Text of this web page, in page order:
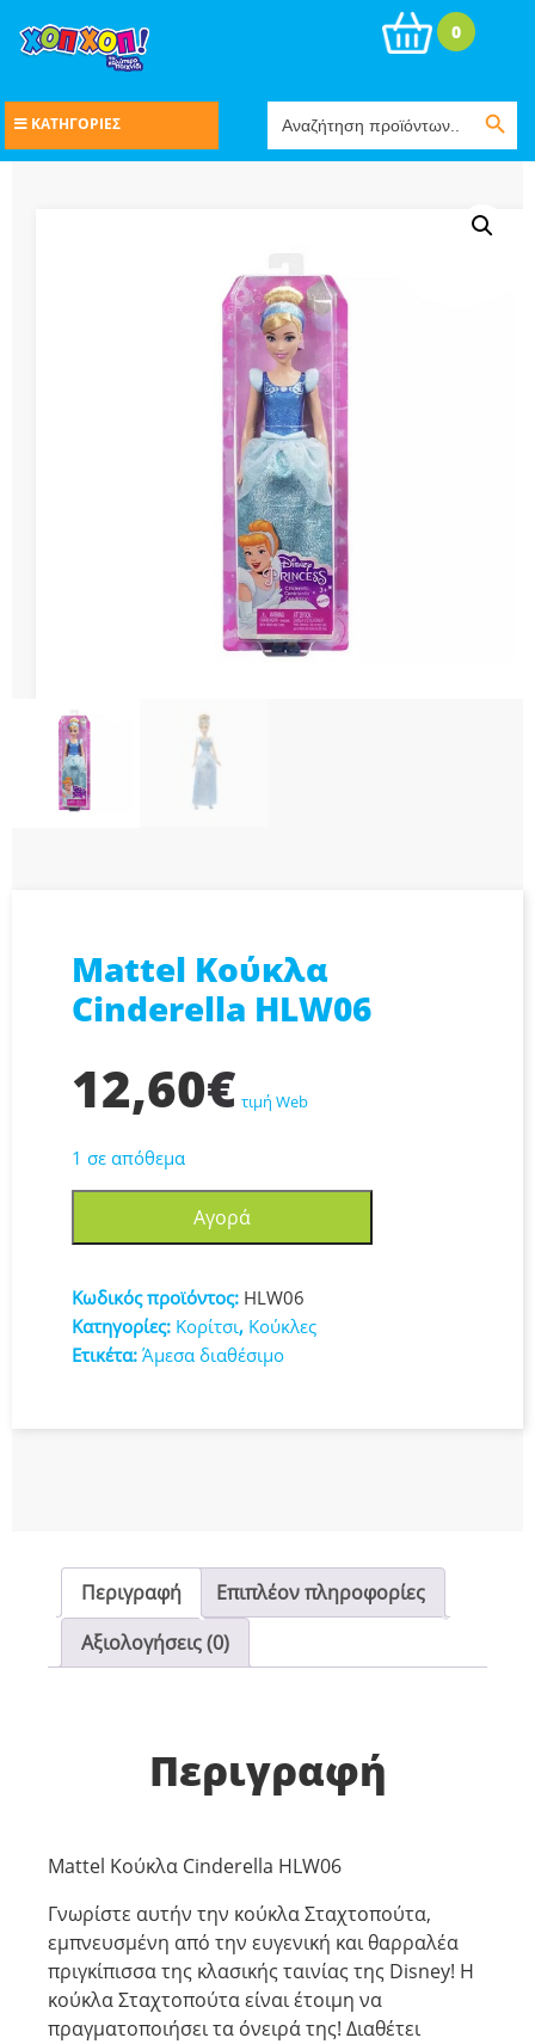
for:
Search Button
0
ΚΑΤΗΓΟΡΙΕΣ
Mattel Κούκλα
Cinderella HLW06
12,60€ τιμή Web
1 σε απόθεμα
HLW06
ποσότητα
Αγορά
Κωδικός προϊόντος: HLW06
Κατηγορίες: Κορίτσι, Κούκλες
Ετικέτα: Άμεσα διαθέσιμο
Περιγραφή
Επιπλέον πληροφορίες
Αξιολογήσεις (0)
Περιγραφή
Mattel Κούκλα Cinderella HLW06
Γνωρίστε αυτήν την κούκλα Σταχτοπούτα,
εμπνευσμένη από την ευγενική και θαρραλέα
πριγκίπισσα της κλασικής ταινίας της Disney! Η
κούκλα Σταχτοπούτα είναι έτοιμη να
πραγματοποιήσει τα όνειρά της! Διαθέτει